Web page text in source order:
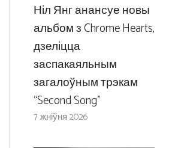
Ніл Янг анансуе новы
альбом з Chrome Hearts,
дзеліцца
заспакаяльным
загалоўным трэкам
“Second Song”
7 жніўня 2026